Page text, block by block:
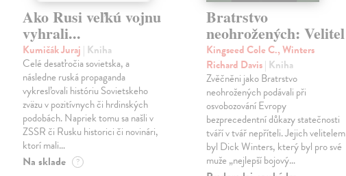
Ako Rusi veľkú vojnu
vyhrali...
Kumičák Juraj | Kniha
Celé desaťročia sovietska, a
následne ruská propaganda
vykresľovali históriu Sovietskeho
zväzu v pozitívnych či hrdinských
podobách. Napriek tomu sa našli v
ZSSR či Rusku historici či novinári,
ktorí mali…
Na sklade ?
Bratrstvo
neohrožených: Velitel
Kingseed Cole C., Winters
Richard Davis| Kniha
Zvěčněni jako Bratrstvo
neohrožených podávali při
osvobozování Evropy
bezprecedentní důkazy statečnosti
tváří v tvář nepříteli. Jejich velitelem
byl Dick Winters, který byl pro své
muže „nejlepší bojový…